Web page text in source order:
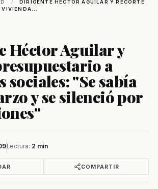
/
DIRIGENTE HÉCTOR AGUILAR Y RECORTE
VIVIENDA...
Héctor Aguilar y
a
sociales: ''Se sabía
y se silenció por
Lectura: 2 min
COMPARTIR